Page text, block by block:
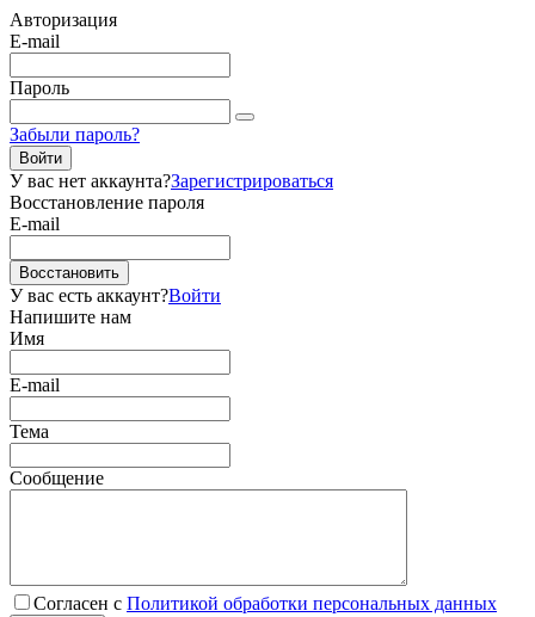
Авторизация
E-mail
Пароль
Забыли пароль?
Войти
У вас нет аккаунта?Зарегистрироваться
Восстановление пароля
E-mail
Восстановить
У вас есть аккаунт?Войти
Напишите нам
Имя
E-mail
Тема
Сообщение
Согласен с Политикой обработки персональных данных